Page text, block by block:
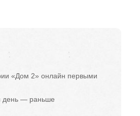
«Дом 2» онлайн первыми
день — раньше